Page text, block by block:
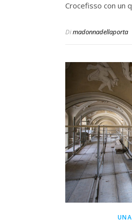
Crocefisso con un
Dimadonnadellaporta